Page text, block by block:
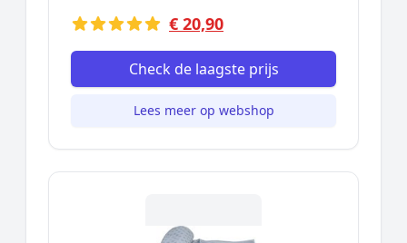
€ 20,90
Check de laagste prijs
Lees meer op webshop